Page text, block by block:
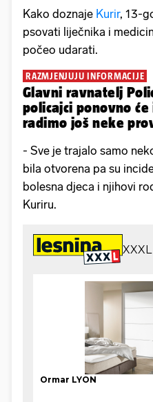
Kako doznaje Kurir, 13-
psovati liječnika i
počeo udarati.
RAZMJENJUJU INFORMACIJE
Glavni ravnatelj
policajci ponovno će
radimo još neke
- Sve je trajalo samo
bila otvorena pa su
bolesna djeca i njihovi
Kuriru.